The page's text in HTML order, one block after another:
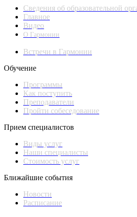
Сведения об образовательной
Главное
Видео
О Гармонии
Встречи в Гармонии
Обучение
Программы
Как поступить
Преподаватели
Пройти собеседование
Прием специалистов
Виды услуг
Наши специалисты
Стоимость услуг
Ближайшие события
Новости
Расписание